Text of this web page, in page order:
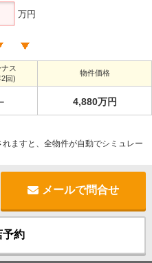
万円
ス
回)
物件価格
－ 4,880万円
ますと、全物件が自動でシミュレー
メールで問合せ
予約